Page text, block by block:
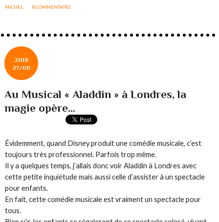
MICHEL
0COMMENTAIRE
2018
27/08
Au Musical « Aladdin » à Londres, la
magie opère…
Évidemment, quand Disney produit une comédie musicale, c’est
toujours très professionnel. Parfois trop même.
Il y a quelques temps, j’allais donc voir Aladdin à Londres avec
cette petite inquiétude mais aussi celle d’assister à un spectacle
pour enfants.
En fait, cette comédie musicale est vraiment un spectacle pour
tous.